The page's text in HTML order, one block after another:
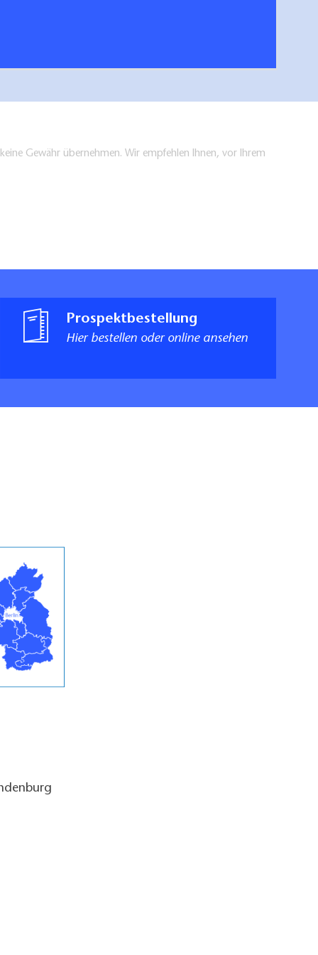
bestellen
Gewähr übernehmen. Wir empfehlen Ihnen, vor Ihrem
Prospektbestellung
Hier bestellen oder online ansehen